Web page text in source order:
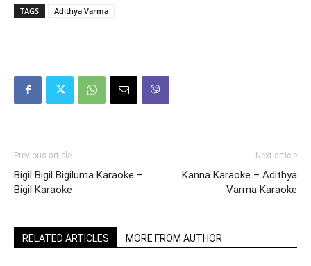
TAGS Adithya Varma
Previous article
Bigil Bigil Bigiluma Karaoke –
Bigil Karaoke
Next article
Kanna Karaoke – Adithya
Varma Karaoke
RELATED ARTICLES MORE FROM AUTHOR